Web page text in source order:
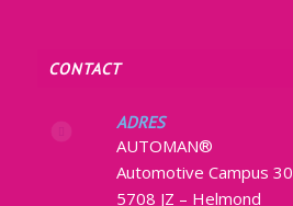
CONTACT
ADRES
AUTOMAN®
Automotive Campus 30
5708 JZ – Helmond